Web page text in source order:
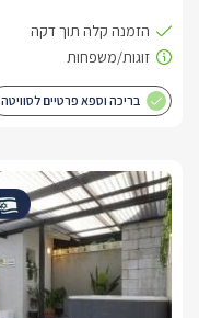
בריכה וספא פרטיים לסוויטה